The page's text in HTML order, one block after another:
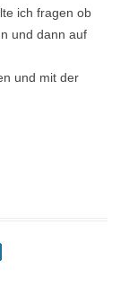
ich fragen ob
und dann auf
und mit der